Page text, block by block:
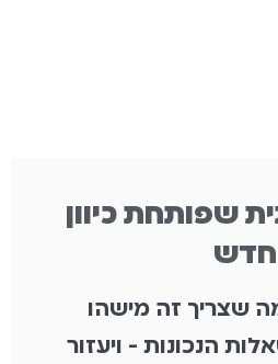
שפותחת כיוון
חדש
שצריך זה מישהו
הנכונות - ויעזור